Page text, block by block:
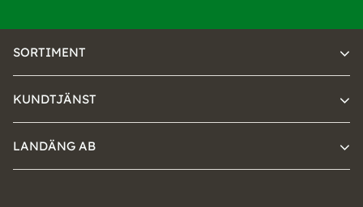
SORTIMENT
KUNDTJÄNST
LANDÄNG AB